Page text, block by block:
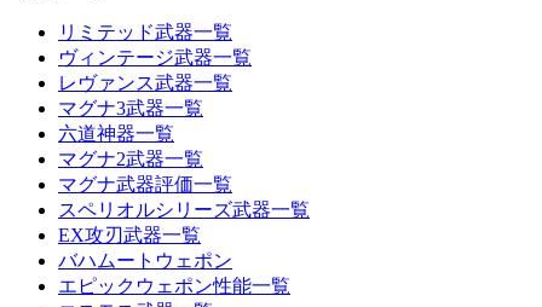
リミテッド武器一覧
ヴィンテージ武器一覧
レヴァンス武器一覧
マグナ3武器一覧
六道神器一覧
マグナ2武器一覧
マグナ武器評価一覧
スペリオルシリーズ武器一覧
EX攻刃武器一覧
バハムートウェポン
エピックウェポン性能一覧